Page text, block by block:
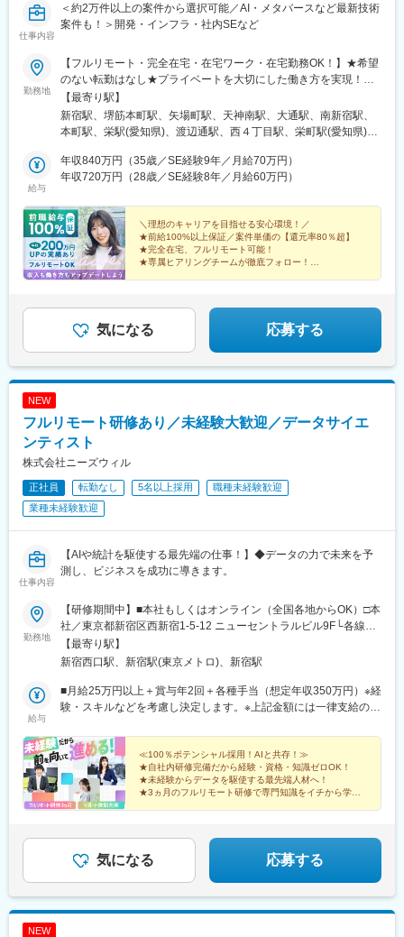
仕事内容
＜約2万件以上の案件から選択可能／AI・メタバースなど最新技術
案件も！＞開発・インフラ・社内SEなど
勤務地
【フルリモート・完全在宅・在宅ワーク・在宅勤務OK！】★希望
のない転勤はなし★プライベートを大切にした働き方を実現！★
東京・大阪・名古屋・北海道・福岡など全国の希望の勤務地で希
望の働き方ができます！★入社後に本人希望で上京や地方への引
っ越しした方も複数名いて、その人に合った働き方を実現！
東京都新宿区西新宿1-20-3 西新宿高木ビル8F└各線「新宿」駅よ
り徒歩5分【大阪支社】大阪府大阪市中央区安土町2-3-13 大阪国
社】愛知県名古屋市中区栄3-15-33 栄ガスビル13F└各線「栄」駅
より徒歩5分【福岡支社】福岡県福岡市中央区渡辺通5-14-12 南天
神ビル3F└七隈線「天神南」駅より徒歩4分【北海道支社】北海道
札幌市中央区大通西1丁目14-2 桂和大通ビル50 9F└各線「大通」
駅より徒歩3分
【最寄り駅】
新宿駅、堺筋本町駅、矢場町駅、天神南駅、大通駅、南新宿駅、
本町駅、栄駅(愛知県)、渡辺通駅、西４丁目駅、栄町駅(愛知県)、
給与
年収840万円（35歳／SE経験9年／月給70万円）
年収720万円（28歳／SE経験8年／月給60万円）
＼理想のキャリアを目指せる安心環境！／
★前給100%以上保証／案件単価の【還元率80％超】
★完全在宅、フルリモート可能！
★専属ヒアリングチームが徹底フォロー！
気になる 応募する
NEW
フルリモート研修あり／未経験大歓迎／データサイエ
ンティスト
株式会社ニーズウィル
正社員 転勤なし 5名以上採用
職種未経験歓迎
業種未経験歓迎
仕事内容
【AIや統計を駆使する最先端の仕事！】◆データの力で未来を予
測し、ビジネスを成功に導きます。
勤務地
【研修期間中】■本社もしくはオンライン（全国各地からOK）□本
社／東京都新宿区西新宿1-5-12 ニューセントラルビル9F└各線
「新宿」駅より徒歩3分└都営大江戸線「新宿西口」駅より徒歩2
分【研修終了後】■東京23区を中心とした全国各地のITプロジェク
ん。※すべて徒歩10分以内の駅チカオフィスです。※フルリモー
ト・在宅勤務はプロジェクトによって異なります。
【最寄り駅】
新宿西口駅、新宿駅(東京メトロ)、新宿駅
給与
■月給25万円以上＋賞与年2回＋各種手当（想定年収350万円）※経
験・スキルなどを考慮し決定します。※上記金額には一律支給の住
（期間中は月給23万円以上で、その他の待遇に変更なし）☆経験
がある方は、現職・前職給与を考慮します。☆明確な評価制度あ
り。個人の頑張りに応じて評価します。【年収例】年収350万円
（経験0年）年収450万円（経験1年）年収750万円（経験2年）年
収1100万円（経験5年）
≪100％ポテンシャル採用！AIと共存！≫
★自社内研修完備だから経験・資格・知識ゼロOK！
★未経験からデータを駆使する最先端人材へ！
★3ヵ月のフルリモート研修で専門知識をイチから学べ
気になる 応募する
NEW